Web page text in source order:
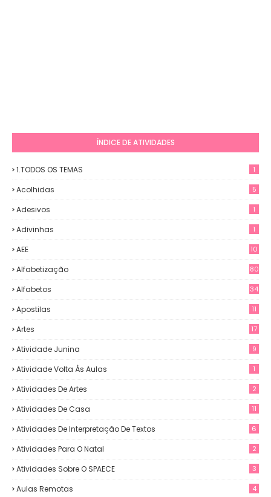
ÍNDICE DE ATIVIDADES
1.TODOS OS TEMAS 1
Acolhidas 5
Adesivos 1
Adivinhas 1
AEE 10
Alfabetização 80
Alfabetos 34
Apostilas 11
Artes 17
Atividade Junina 9
Atividade Volta Às Aulas 1
Atividades De Artes 2
Atividades De Casa 11
Atividades De Interpretação De Textos 6
Atividades Para O Natal 2
Atividades Sobre O SPAECE 3
Aulas Remotas 4